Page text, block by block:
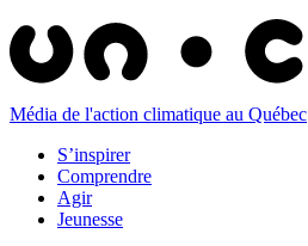
Média de l'action climatique au Québec
S’inspirer
Comprendre
Agir
Jeunesse